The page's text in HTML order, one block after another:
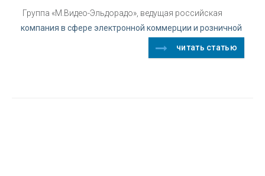
Группа «М.Видео-Эльдорадо», ведущая российская
компания в сфере электронной коммерции и розничной
читать статью